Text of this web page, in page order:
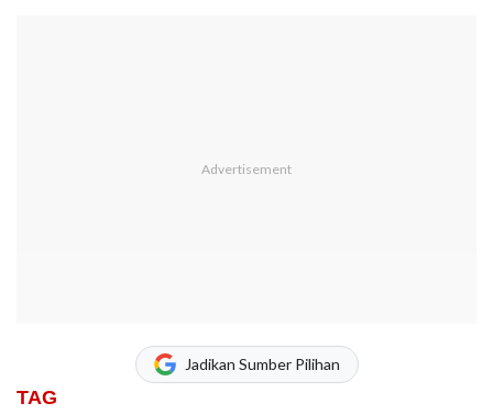
Jadikan Sumber Pilihan
TAG